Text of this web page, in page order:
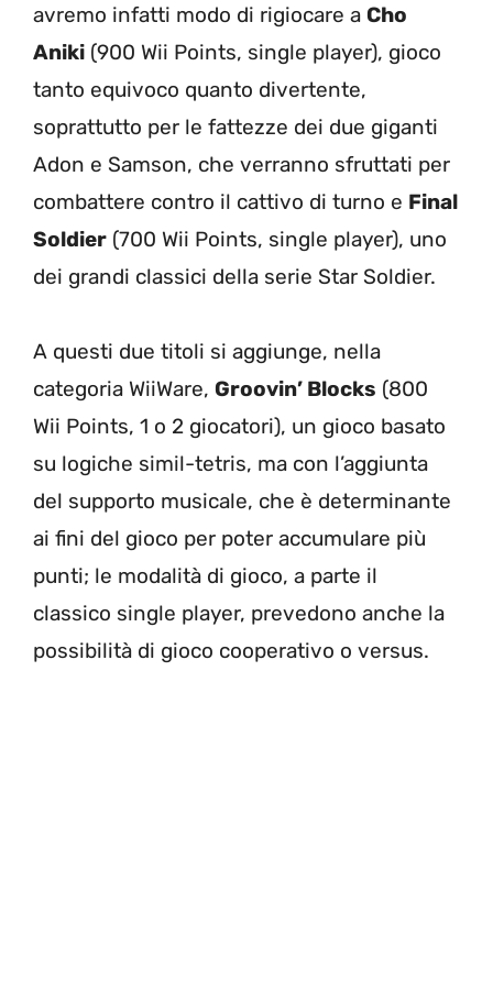
avremo infatti modo di rigiocare a Cho
Aniki (900 Wii Points, single player), gioco
tanto equivoco quanto divertente,
soprattutto per le fattezze dei due giganti
Adon e Samson, che verranno sfruttati per
combattere contro il cattivo di turno e Final
Soldier (700 Wii Points, single player), uno
dei grandi classici della serie Star Soldier.
A questi due titoli si aggiunge, nella
categoria WiiWare, Groovin’ Blocks (800
Wii Points, 1 o 2 giocatori), un gioco basato
su logiche simil-tetris, ma con l’aggiunta
del supporto musicale, che è determinante
ai fini del gioco per poter accumulare più
punti; le modalità di gioco, a parte il
classico single player, prevedono anche la
possibilità di gioco cooperativo o versus.